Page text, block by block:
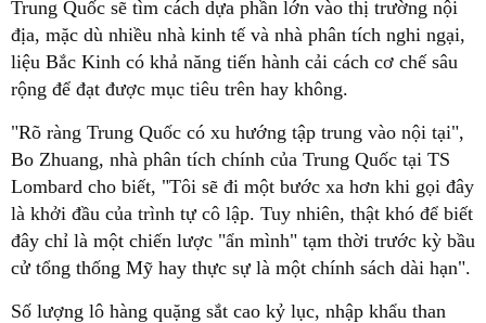
Trung Quốc sẽ tìm cách dựa phần lớn vào thị trường nội
địa, mặc dù nhiều nhà kinh tế và nhà phân tích nghi ngại,
liệu Bắc Kinh có khả năng tiến hành cải cách cơ chế sâu
rộng để đạt được mục tiêu trên hay không.
"Rõ ràng Trung Quốc có xu hướng tập trung vào nội tại",
Bo Zhuang, nhà phân tích chính của Trung Quốc tại TS
Lombard cho biết, "Tôi sẽ đi một bước xa hơn khi gọi đây
là khởi đầu của trình tự cô lập. Tuy nhiên, thật khó để biết
đây chỉ là một chiến lược "ẩn mình" tạm thời trước kỳ bầu
cử tổng thống Mỹ hay thực sự là một chính sách dài hạn".
Số lượng lô hàng quặng sắt cao kỷ lục, nhập khẩu than